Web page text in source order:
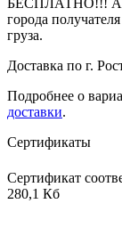
города
груза.
Доставка по г.
Подробнее о
доставки.
Сертификаты
Сертификат
280,1 Кб